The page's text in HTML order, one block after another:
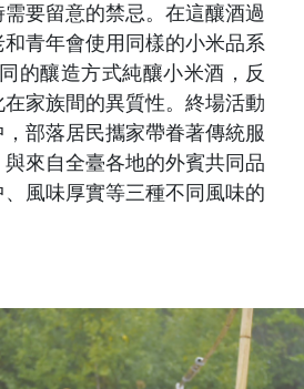
要留意的禁忌。在這釀酒過
青年會使用同樣的小米品系
的釀造方式純釀小米酒，反
家族間的異質性。終場活動
，部落居民攜家帶眷著傳統服
來自全臺各地的外賓共同品
風味厚實等三種不同風味的